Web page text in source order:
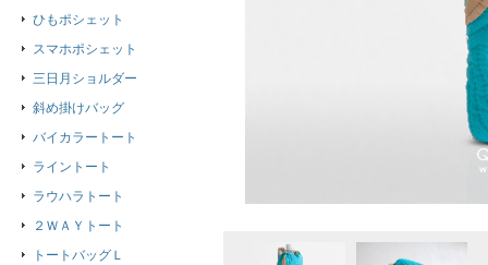
ひもポシェット
スマホポシェット
三日月ショルダー
斜め掛けバッグ
バイカラートート
ライントート
ラウハラトート
２ＷＡＹトート
トートバッグＬ